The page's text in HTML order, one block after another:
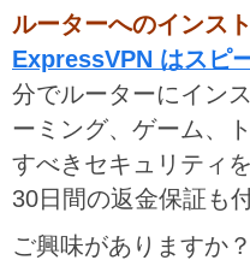
ルーターへのインス
ExpressVPN はスピ
分でルーターにイン
ーミング、ゲーム、
すべきセキュリティ
30日間の返金保証も
ご興味がありますか